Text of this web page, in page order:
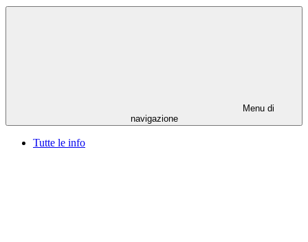
Menu di
navigazione
Tutte le info